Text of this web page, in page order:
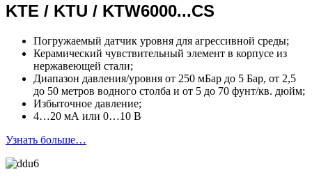
KTE / KTU / KTW6000...CS
Погружаемый датчик уровня для агрессивной среды;
Керамический чувствительный элемент в корпусе из
нержавеющей стали;
Диапазон давления/уровня от 250 мБар до 5 Бар, от 2,5
до 50 метров водного столба и от 5 до 70 фунт/кв. дюйм;
Избыточное давление;
4…20 мА или 0…10 В
Узнать больше…